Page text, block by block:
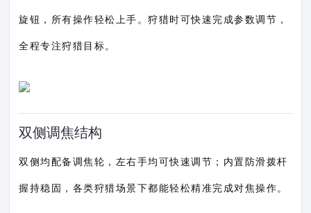
旋钮，所有操作轻松上手。狩猎时可快速完成参数调节，
全程专注狩猎目标。
双侧调焦结构
双侧均配备调焦轮，左右手均可快速调节；内置防滑拨杆
握持稳固，各类狩猎场景下都能轻松精准完成对焦操作。